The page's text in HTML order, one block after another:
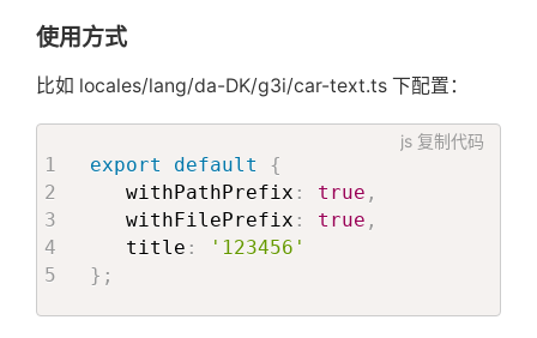
使用方式
比如 locales/lang/da-DK/g3i/car-text.ts 下配置：
js 复制代码
export default
{
   withPathPrefix
: true ,
   withFilePrefix
: true ,
   title
:
'123456'
} ;